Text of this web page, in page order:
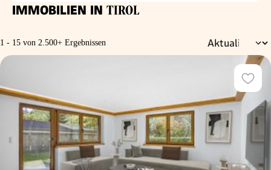
IMMOBILIEN IN TIROL
1 - 15 von 2.500+ Ergebnissen